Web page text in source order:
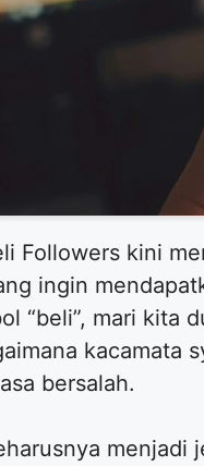
Followers kini
ingin
“beli”, mari kita
kacamata
bersalah.
menjadi